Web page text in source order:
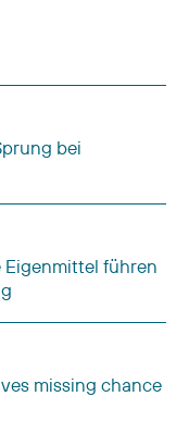
bei
Eigenmittel führen
missing chance